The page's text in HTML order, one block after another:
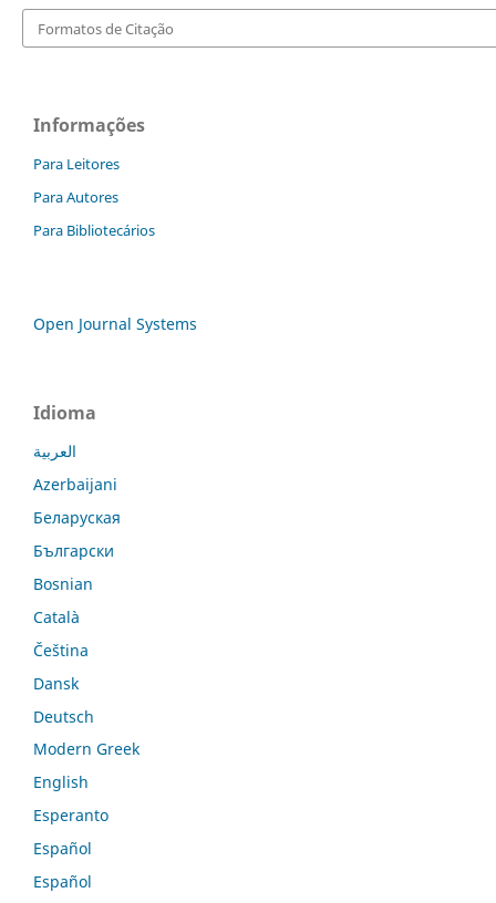
Formatos de Citação
Informações
Para Leitores
Para Autores
Para Bibliotecários
Open Journal Systems
Idioma
العربية
Azerbaijani
Беларуская
Български
Bosnian
Català
Čeština
Dansk
Deutsch
Modern Greek
English
Esperanto
Español
Español